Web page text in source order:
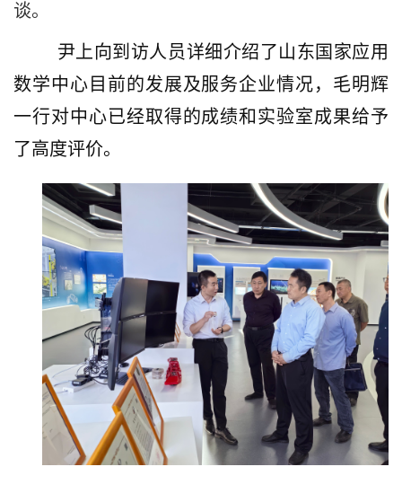
谈。
尹上向到访人员详细介绍了山东国家应用
数学中心目前的发展及服务企业情况，毛明辉
一行对中心已经取得的成绩和实验室成果给予
了高度评价。